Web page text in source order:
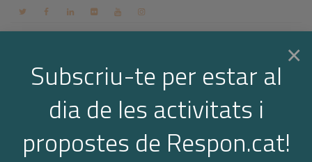
Contacte Espai membres Login CA
40 search results for: efebé
Home Search results for “efebé”
Page 3
×
Subscriu-te per estar al
dia de les activitats i
propostes de Respon.cat!